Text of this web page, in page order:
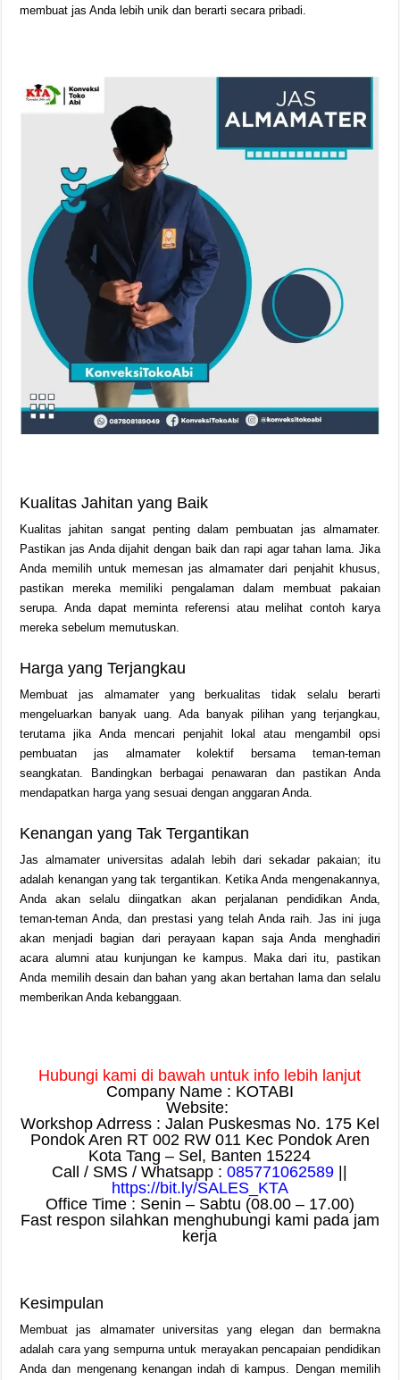
membuat jas Anda lebih unik dan berarti secara pribadi.
Kualitas Jahitan yang Baik
Kualitas jahitan sangat penting dalam pembuatan jas almamater.
Pastikan jas Anda dijahit dengan baik dan rapi agar tahan lama. Jika
Anda memilih untuk memesan jas almamater dari penjahit khusus,
pastikan mereka memiliki pengalaman dalam membuat pakaian
serupa. Anda dapat meminta referensi atau melihat contoh karya
mereka sebelum memutuskan.
Harga yang Terjangkau
Membuat jas almamater yang berkualitas tidak selalu berarti
mengeluarkan banyak uang. Ada banyak pilihan yang terjangkau,
terutama jika Anda mencari penjahit lokal atau mengambil opsi
pembuatan jas almamater kolektif bersama teman-teman
seangkatan. Bandingkan berbagai penawaran dan pastikan Anda
mendapatkan harga yang sesuai dengan anggaran Anda.
Kenangan yang Tak Tergantikan
Jas almamater universitas adalah lebih dari sekadar pakaian; itu
adalah kenangan yang tak tergantikan. Ketika Anda mengenakannya,
Anda akan selalu diingatkan akan perjalanan pendidikan Anda,
teman-teman Anda, dan prestasi yang telah Anda raih. Jas ini juga
akan menjadi bagian dari perayaan kapan saja Anda menghadiri
acara alumni atau kunjungan ke kampus. Maka dari itu, pastikan
Anda memilih desain dan bahan yang akan bertahan lama dan selalu
memberikan Anda kebanggaan.
Hubungi kami di bawah untuk info lebih lanjut
Company Name : KOTABI
Website:
Workshop Adrress : Jalan Puskesmas No. 175 Kel
Pondok Aren RT 002 RW 011 Kec Pondok Aren
Kota Tang – Sel, Banten 15224
Call / SMS / Whatsapp :085771062589 ||
https://bit.ly/SALES_KTA
Office Time : Senin – Sabtu (08.00 – 17.00)
Fast respon silahkan menghubungi kami pada jam
kerja
Kesimpulan
Membuat jas almamater universitas yang elegan dan bermakna
adalah cara yang sempurna untuk merayakan pencapaian pendidikan
Anda dan mengenang kenangan indah di kampus. Dengan memilih